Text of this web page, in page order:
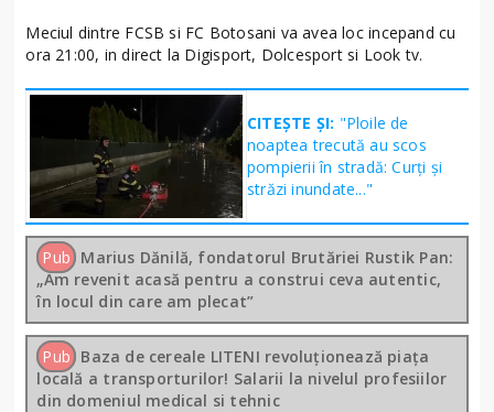
Meciul dintre FCSB si FC Botosani va avea loc incepand cu
ora 21:00, in direct la Digisport, Dolcesport si Look tv.
CITEȘTE ȘI: "Ploile de
noaptea trecută au scos
pompierii în stradă: Curți și
străzi inundate..."
Pub Marius Dănilă, fondatorul Brutăriei Rustik Pan:
„Am revenit acasă pentru a construi ceva autentic,
în locul din care am plecat”
Pub Baza de cereale LITENI revoluționează piața
locală a transporturilor! Salarii la nivelul profesiilor
din domeniul medical si tehnic